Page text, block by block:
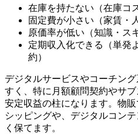
在庫を持たない（在庫コ
固定費が小さい（家賃・
原価率が低い（知識・ス
定期収入化できる（単発
約）
デジタルサービスやコーチン
すく、特に月額顧問契約やサ
安定収益の柱になります。物
シッピングや、デジタルコン
く保てます。